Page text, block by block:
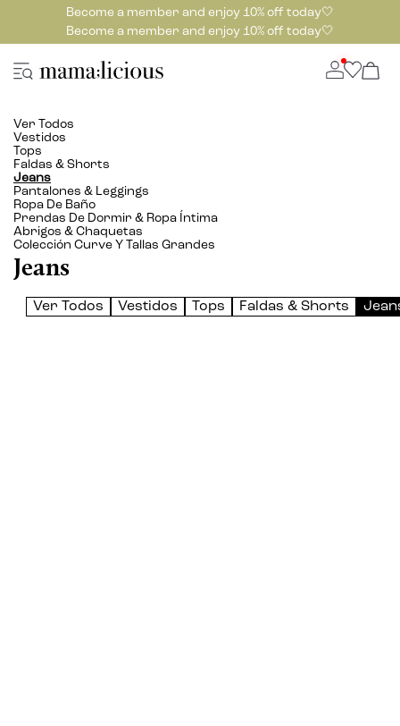
Become a member and enjoy 10% off today🤍
Become a member and enjoy 10% off today🤍
Ver Todos
Vestidos
Tops
Faldas & Shorts
Jeans
Pantalones & Leggings
Ropa De Baño
Prendas De Dormir & Ropa Íntima
Abrigos & Chaquetas
Colección Curve Y Tallas Grandes
Jeans
Ver Todos Vestidos Tops Faldas & Shorts